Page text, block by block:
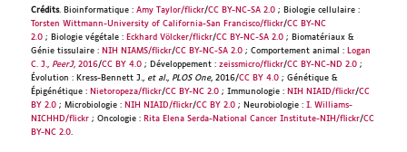
Crédits. Bioinformatique :Amy Taylor/flickr/CC BY-NC-SA 2.0 ; Biologie cellulaire :
Torsten Wittmann-University of California-San Francisco/flickr/CC BY-NC
2.0 ; Biologie végétale : Eckhard Völcker/flickr/CC BY-NC-SA 2.0 ; Biomatériaux &
Génie tissulaire : NIH NIAMS/flickr/CC BY-NC-SA 2.0 ; Comportement animal : Logan
C. J., PeerJ, 2016/CC BY 4.0 ; Développement :zeissmicro/flickr/CC BY-NC-ND 2.0 ;
Évolution : Kress-Bennett J., et al., PLOS One, 2016/CC BY 4.0 ; Génétique &
Épigénétique : Nietoropeza/flickr/CC BY-NC 2.0 ; Immunologie : NIH NIAID/flickr/CC
BY 2.0 ; Microbiologie : NIH NIAID/flickr/CC BY 2.0 ; Neurobiologie :I. Williams-
NICHHD/flickr ; Oncologie : Rita Elena Serda-National Cancer Institute-NIH/flickr/CC
BY-NC 2.0.